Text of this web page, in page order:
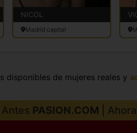
NICOL
Madrid capital
disponibles de mujeres reales y
Antes PASION.COM | Ahora